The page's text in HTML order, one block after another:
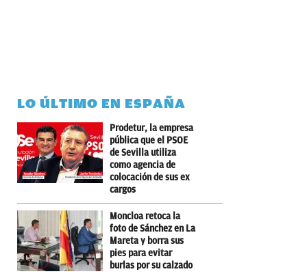
LO ÚLTIMO EN ESPAÑA
Prodetur, la empresa
pública que el PSOE
de Sevilla utiliza
como agencia de
colocación de sus ex
cargos
Moncloa retoca la
foto de Sánchez en La
Mareta y borra sus
pies para evitar
burlas por su calzado